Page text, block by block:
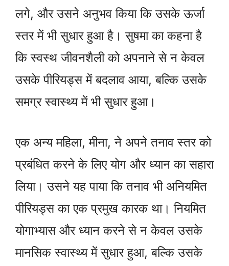
लगे, और उसने अनुभव किया कि उसके ऊर्जा
स्तर में भी सुधार हुआ है। सुषमा का कहना है
कि स्वस्थ जीवनशैली को अपनाने से न केवल
उसके पीरियड्स में बदलाव आया, बल्कि उसके
समग्र स्वास्थ्य में भी सुधार हुआ।
एक अन्य महिला, मीना, ने अपने तनाव स्तर को
प्रबंधित करने के लिए योग और ध्यान का सहारा
लिया। उसने यह पाया कि तनाव भी अनियमित
पीरियड्स का एक प्रमुख कारक था। नियमित
योगाभ्यास और ध्यान करने से न केवल उसके
मानसिक स्वास्थ्य में सुधार हुआ, बल्कि उसके